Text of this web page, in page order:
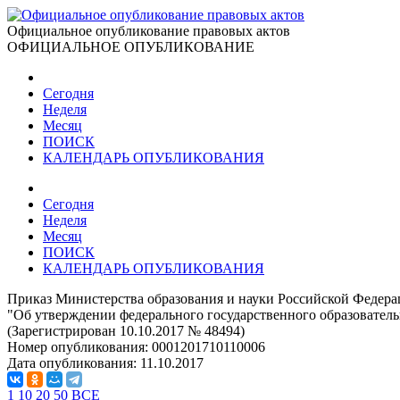
Официальное опубликование правовых актов
ОФИЦИАЛЬНОЕ ОПУБЛИКОВАНИЕ
Сегодня
Неделя
Месяц
ПОИСК
КАЛЕНДАРЬ ОПУБЛИКОВАНИЯ
Сегодня
Неделя
Месяц
ПОИСК
КАЛЕНДАРЬ ОПУБЛИКОВАНИЯ
Приказ Министерства образования и науки Российской
"Об утверждении федерального государственного
(Зарегистрирован 10.10.2017 № 48494)
Номер опубликования: 0001201710110006
Дата опубликования: 11.10.2017
1 10 20 50 ВСЕ